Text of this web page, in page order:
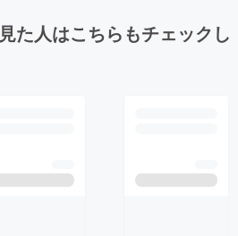
た人はこちらもチェックし